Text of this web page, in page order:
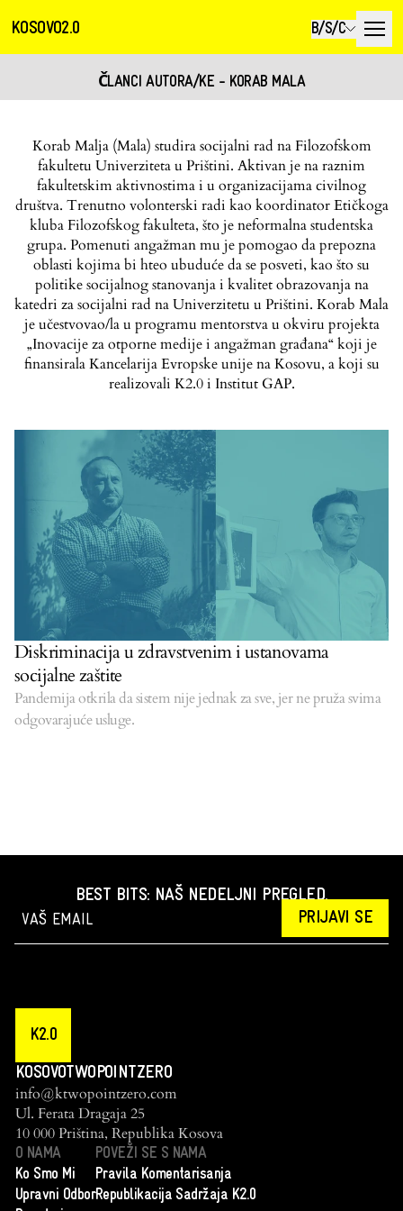
KOSOVO2.0 B/S/C
ČLANCI AUTORA/KE - KORAB MALA
Korab Malja (Mala) studira socijalni rad na Filozofskom
fakultetu Univerziteta u Prištini. Aktivan je na raznim
fakultetskim aktivnostima i u organizacijama civilnog
društva. Trenutno volonterski radi kao koordinator Etičkoga
kluba Filozofskog fakulteta, što je neformalna studentska
grupa. Pomenuti angažman mu je pomogao da prepozna
oblasti kojima bi hteo ubuduće da se posveti, kao što su
politike socijalnog stanovanja i kvalitet obrazovanja na
katedri za socijalni rad na Univerzitetu u Prištini. Korab Mala
je učestvovao/la u programu mentorstva u okviru projekta
„Inovacije za otporne medije i angažman građana“ koji je
finansirala Kancelarija Evropske unije na Kosovu, a koji su
realizovali K2.0 i Institut GAP.
Diskriminacija u zdravstvenim i ustanovama
socijalne zaštite
Pandemija otkrila da sistem nije jednak za sve, jer ne pruža svima
odgovarajuće usluge.
BEST BITS: NAŠ NEDELJNI PREGLED.
PRIJAVI SE
K2.0
KOSOVOTWOPOINTZERO
info@ktwopointzero.com
Ul. Ferata Dragaja 25
10 000 Priština, Republika Kosova
O NAMA
Ko Smo Mi
Upravni Odbor
POVEŽI SE S NAMA
Pravila Komentarisanja
Republikacija Sadržaja K2.0